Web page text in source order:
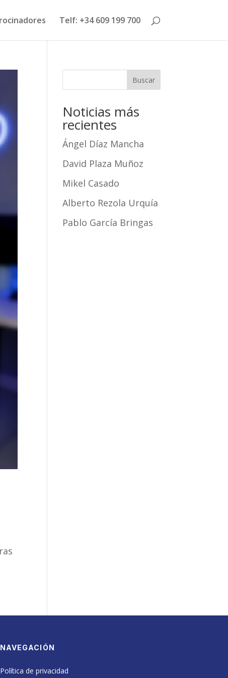
Telf: +34 609 199 700
Buscar
Noticias más
recientes
Ángel Díaz Mancha
David Plaza Muñoz
Mikel Casado
Alberto Rezola Urquía
Pablo García Bringas
NAVEGACIÓN
Política de privacidad